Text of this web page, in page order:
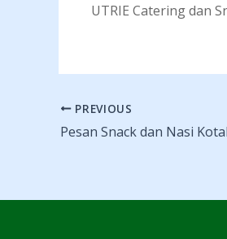
UTRIE Catering dan
PREVIOUS